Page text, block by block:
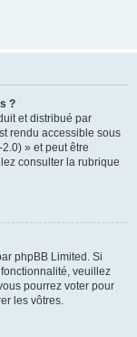
?
et distribué par
rendu accessible sous
» et peut être
consulter la rubrique
phpBB Limited. Si
veuillez
pourrez voter pour
les vôtres.